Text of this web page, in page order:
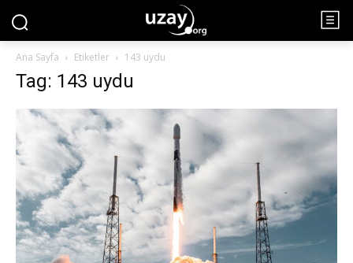
Ana Sayfa Etiketler 143 uydu
Tag: 143 uydu